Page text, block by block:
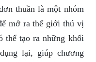
thuần là một nhóm
mở ra thế giới thú vị
thể tạo ra những khối
lại, giúp chương